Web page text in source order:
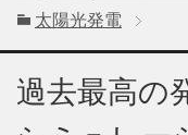
太陽光発電
過去最高の